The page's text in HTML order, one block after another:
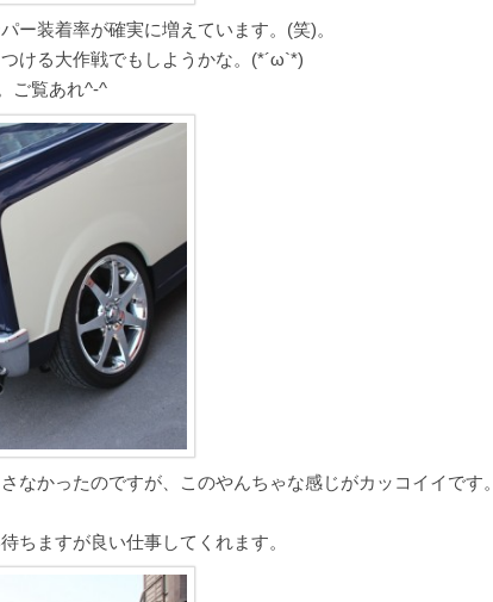
ー装着率が確実に増えています。(笑)。
ける大作戦でもしようかな。(*´ω`*)
ご覧あれ^-^
なかったのですが、このやんちゃな感じがカッコイイです。
ちますが良い仕事してくれます。